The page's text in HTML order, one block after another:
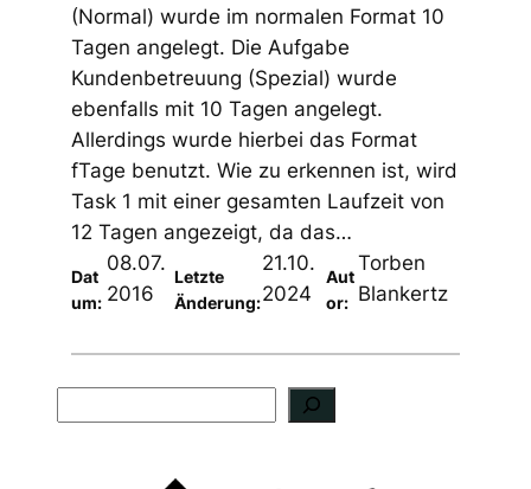
(Normal) wurde im normalen Format 10
Tagen angelegt. Die Aufgabe
Kundenbetreuung (Spezial) wurde
ebenfalls mit 10 Tagen angelegt.
Allerdings wurde hierbei das Format
fTage benutzt. Wie zu erkennen ist, wird
Task 1 mit einer gesamten Laufzeit von
12 Tagen angezeigt, da das…
Dat
um:
08.07.
2016
Letzte
Änderung:
21.10.
2024
Aut
or:
Torben
Blankertz